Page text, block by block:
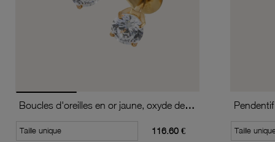
Boucles d'oreilles en or jaune, oxyde de zirconium (moyen modèle).
Taille unique 116.60 € Taille